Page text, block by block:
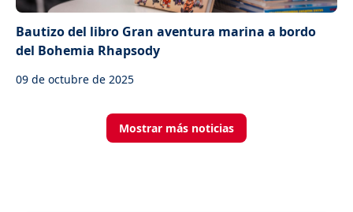
Bautizo del libro Gran aventura marina a bordo
del Bohemia Rhapsody
09 de octubre de 2025
Mostrar más noticias